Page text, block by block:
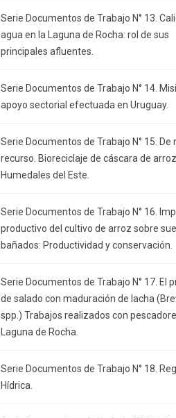
Serie Documentos de Trabajo N° 13.
agua en la Laguna de Rocha: rol de sus
principales afluentes.
Serie Documentos de Trabajo N° 14.
apoyo sectorial efectuada en Uruguay.
Serie Documentos de Trabajo N° 15. De
recurso. Bioreciclaje de cáscara de
Humedales del Este.
Serie Documentos de Trabajo N° 16.
productivo del cultivo de arroz sobre
bañados: Productividad y conservación.
Serie Documentos de Trabajo N° 17. El
de salado con maduración de lacha
spp.) Trabajos realizados con
Laguna de Rocha.
Serie Documentos de Trabajo N° 18.
Hídrica.